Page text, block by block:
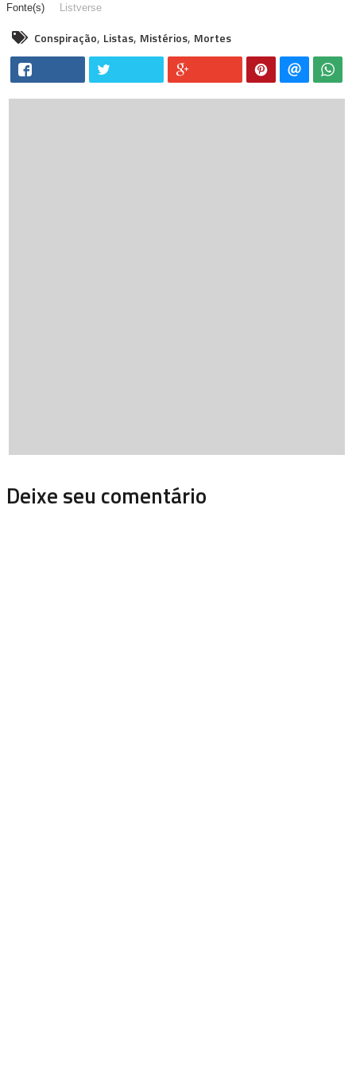
Listverse
Conspiração, Listas, Mistérios, Mortes
Deixe seu comentário